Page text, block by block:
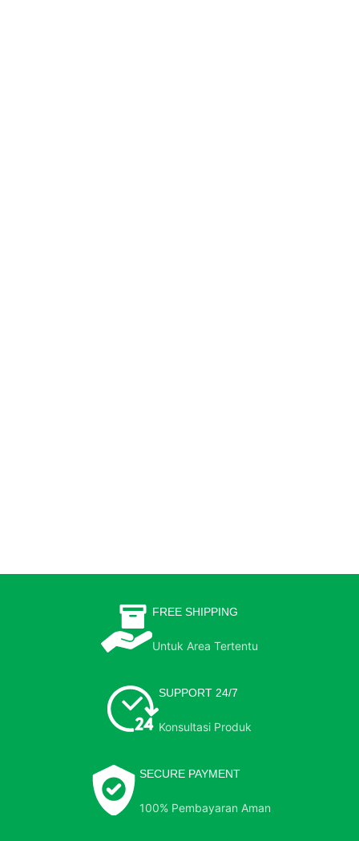
FREE SHIPPING
Untuk Area Tertentu
SUPPORT 24/7
Konsultasi Produk
SECURE PAYMENT
100% Pembayaran Aman